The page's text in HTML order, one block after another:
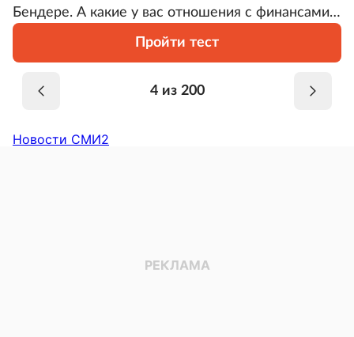
Бендере. А какие у вас отношения с финансами?
Их наличие сводит вас с ума? Вы уверенно ими
распоряжаетесь или, наоборот, находитесь в их
деньгами, пройдя наш тест.
Пройти тест
4 из 200
Новости СМИ2